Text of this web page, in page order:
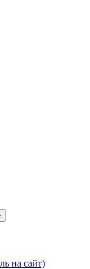
на сайт)